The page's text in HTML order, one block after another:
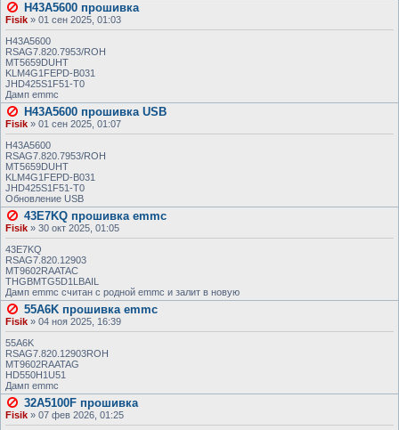
H43A5600 прошивка
Fisik » 01 сен 2025, 01:03
H43A5600
RSAG7.820.7953/ROH
MT5659DUHT
KLM4G1FEPD-B031
JHD425S1F51-T0
Дамп emmc
H43A5600 прошивка USB
Fisik » 01 сен 2025, 01:07
H43A5600
RSAG7.820.7953/ROH
MT5659DUHT
KLM4G1FEPD-B031
JHD425S1F51-T0
Обновление USB
43E7KQ прошивка emmc
Fisik » 30 окт 2025, 01:05
43E7KQ
RSAG7.820.12903
MT9602RAATAC
THGBMTG5D1LBAIL
Дамп emmc считан с родной emmc и залит в новую
55A6K прошивка emmc
Fisik » 04 ноя 2025, 16:39
55A6K
RSAG7.820.12903ROH
MT9602RAATAG
HD550H1U51
Дамп emmc
32A5100F прошивка
Fisik » 07 фев 2026, 01:25